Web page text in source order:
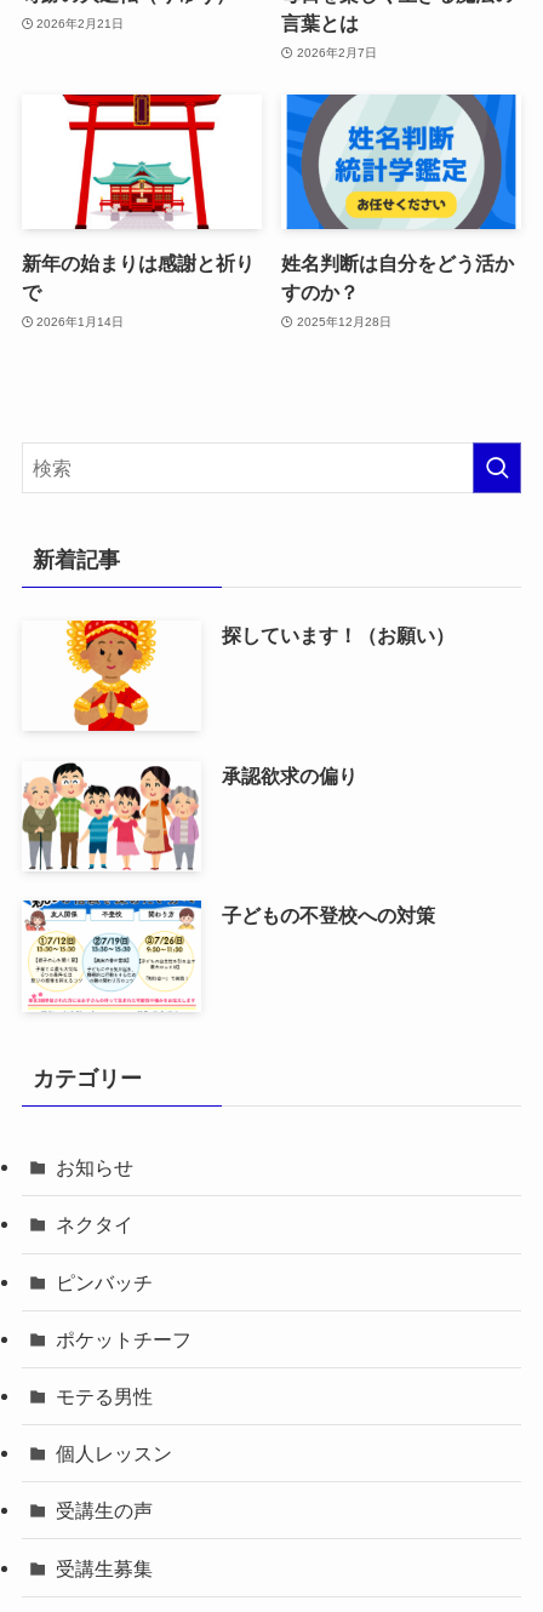
2026年2月21日
言葉とは
2026年2月7日
新年の始まりは感謝と祈り
で
2026年1月14日
姓名判断は自分をどう活か
すのか？
2025年12月28日
新着記事
探しています！（お願い）
承認欲求の偏り
子どもの不登校への対策
カテゴリー
お知らせ
ネクタイ
ピンバッチ
ポケットチーフ
モテる男性
個人レッスン
受講生の声
受講生募集